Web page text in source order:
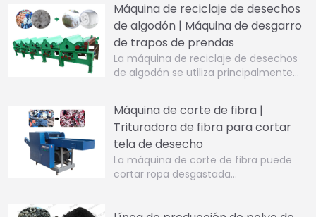
Máquina de reciclaje de desechos
de algodón | Máquina de desgarro
de trapos de prendas
La máquina de reciclaje de desechos
de algodón se utiliza principalmente…
Máquina de corte de fibra |
Trituradora de fibra para cortar
tela de desecho
La máquina de corte de fibra puede
cortar ropa desgastada…